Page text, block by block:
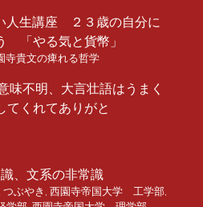
人生講座 ２３歳の自分に
「やる気と貨幣」
寺貴文の痺れる哲学
味不明、大言壮語はうまく
てくれてありがと
、文系の非常識
つぶやき , 西園寺帝国大学 工学部,